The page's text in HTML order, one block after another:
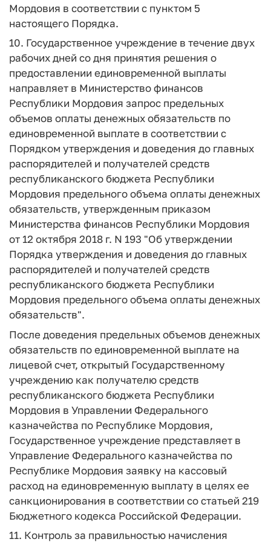
Мордовия в соответствии с пунктом 5
настоящего Порядка.
10. Государственное учреждение в течение двух
рабочих дней со дня принятия решения о
предоставлении единовременной выплаты
направляет в Министерство финансов
Республики Мордовия запрос предельных
объемов оплаты денежных обязательств по
единовременной выплате в соответствии с
Порядком утверждения и доведения до главных
распорядителей и получателей средств
республиканского бюджета Республики
Мордовия предельного объема оплаты денежных
обязательств, утвержденным приказом
Министерства финансов Республики Мордовия
от 12 октября 2018 г. N 193 "Об утверждении
Порядка утверждения и доведения до главных
распорядителей и получателей средств
республиканского бюджета Республики
Мордовия предельного объема оплаты денежных
обязательств".
После доведения предельных объемов денежных
обязательств по единовременной выплате на
лицевой счет, открытый Государственному
учреждению как получателю средств
республиканского бюджета Республики
Мордовия в Управлении Федерального
казначейства по Республике Мордовия,
Государственное учреждение представляет в
Управление Федерального казначейства по
Республике Мордовия заявку на кассовый
расход на единовременную выплату в целях ее
санкционирования в соответствии со статьей 219
Бюджетного кодекса Российской Федерации.
11. Контроль за правильностью начисления